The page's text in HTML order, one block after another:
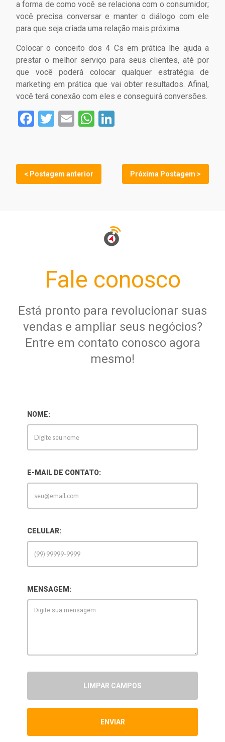
a forma de como você se relaciona com o consumidor;
você precisa conversar e manter o diálogo com ele
para que seja criada uma relação mais próxima.
Colocar o conceito dos 4 Cs em prática lhe ajuda a
prestar o melhor serviço para seus clientes, até por
que você poderá colocar qualquer estratégia de
marketing em prática que vai obter resultados. Afinal,
você terá conexão com eles e conseguirá conversões.
Facebook
Twitter
EmailWhatsApp
< Postagem anterior Próxima Postagem >
Fale conosco
Está pronto para revolucionar suas
vendas e ampliar seus negócios?
Entre em contato conosco agora
mesmo!
NOME:
E-MAIL DE CONTATO:
CELULAR:
MENSAGEM:
LIMPAR CAMPOS
ENVIAR